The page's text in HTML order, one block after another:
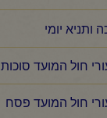
ותניא יומי
חול המועד סוכות
חול המועד פסח